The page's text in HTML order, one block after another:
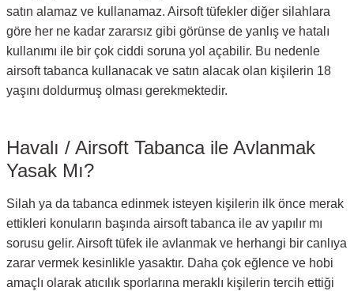
satın alamaz ve kullanamaz. Airsoft tüfekler diğer silahlara
göre her ne kadar zararsız gibi görünse de yanlış ve hatalı
kullanımı ile bir çok ciddi soruna yol açabilir. Bu nedenle
airsoft tabanca kullanacak ve satın alacak olan kişilerin 18
yaşını doldurmuş olması gerekmektedir.
Havalı / Airsoft Tabanca ile Avlanmak
Yasak Mı?
Silah ya da tabanca edinmek isteyen kişilerin ilk önce merak
ettikleri konuların başında airsoft tabanca ile av yapılır mı
sorusu gelir. Airsoft tüfek ile avlanmak ve herhangi bir canlıya
zarar vermek kesinlikle yasaktır. Daha çok eğlence ve hobi
amaçlı olarak atıcılık sporlarına meraklı kişilerin tercih ettiği